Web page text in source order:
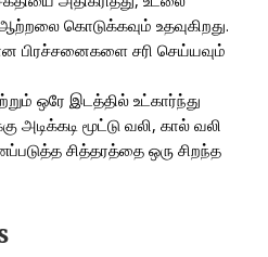
கொடுக்கவும் உதவுகிறது.
பிரச்சனைகளை சரி செய்யவும்
ஒரே இடத்தில் உட்கார்ந்து
மூட்டு வலி, கால் வலி
சித்தரத்தை ஒரு சிறந்த